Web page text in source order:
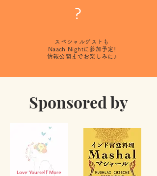
スペシャルゲストも
​Naach Nightに参加予定!
​情報公開までお楽しみに♪
?
Sponsored by
Love Yourself More